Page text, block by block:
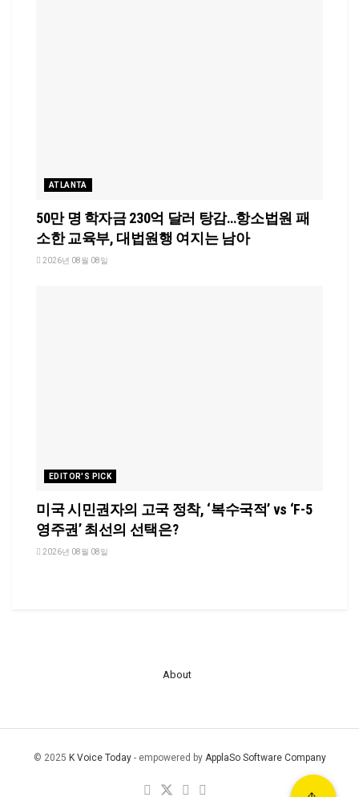
ATLANTA
50만 명 학자금 230억 달러 탕감…항소법원 패
소한 교육부, 대법원행 여지는 남아
2026년 08월 08일
EDITOR'S PICK
미국 시민권자의 고국 정착, ‘복수국적’ vs ‘F-5
영주권’ 최선의 선택은?
2026년 08월 08일
About
© 2025 K Voice Today- empowered by ApplaSo Software Company